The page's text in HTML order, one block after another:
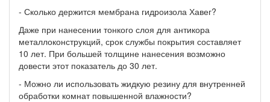
- Сколько держится мембрана гидроизола Хавег?
Даже при нанесении тонкого слоя для антикора
металлоконструкций, срок службы покрытия составляет
10 лет. При большей толщине нанесения возможно
довести этот показатель до 30 лет.
- Можно ли использовать жидкую резину для внутренней
обработки комнат повышенной влажности?